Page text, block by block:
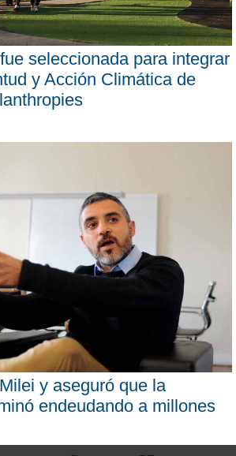
seleccionada para integrar
y Acción Climática de
y aseguró que la
endeudando a millones